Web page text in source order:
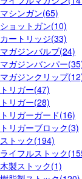
マシンガン(65)
ショットガン(10)
カートリッジ(33)
マガジンバルブ(24)
マガジンバンパー
マガジンクリップ
トリガー(47)
トリガー(28)
トリガーガード(16)
トリガーブロック(3)
ストック(194)
ライフルストック
木製ストック(1)